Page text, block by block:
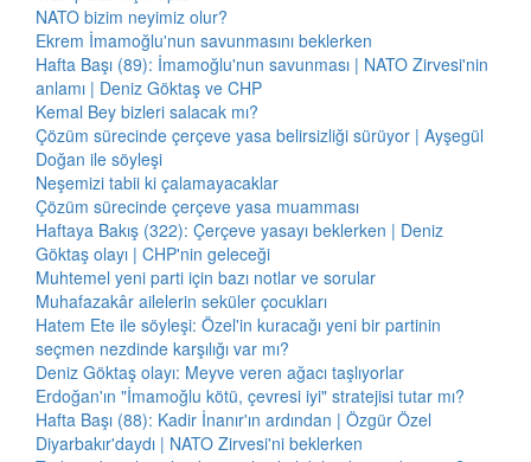
NATO bizim neyimiz olur?
Ekrem İmamoğlu'nun savunmasını beklerken
Hafta Başı (89): İmamoğlu'nun savunması | NATO Zirvesi'nin
anlamı | Deniz Göktaş ve CHP
Kemal Bey bizleri salacak mı?
Çözüm sürecinde çerçeve yasa belirsizliği sürüyor | Ayşegül
Doğan ile söyleşi
Neşemizi tabii ki çalamayacaklar
Çözüm sürecinde çerçeve yasa muamması
Haftaya Bakış (322): Çerçeve yasayı beklerken | Deniz
Göktaş olayı | CHP'nin geleceği
Muhtemel yeni parti için bazı notlar ve sorular
Muhafazakâr ailelerin seküler çocukları
Hatem Ete ile söyleşi: Özel'in kuracağı yeni bir partinin
seçmen nezdinde karşılığı var mı?
Deniz Göktaş olayı: Meyve veren ağacı taşlıyorlar
Erdoğan'ın "İmamoğlu kötü, çevresi iyi" stratejisi tutar mı?
Hafta Başı (88): Kadir İnanır'ın ardından | Özgür Özel
Diyarbakır'daydı | NATO Zirvesi'ni beklerken